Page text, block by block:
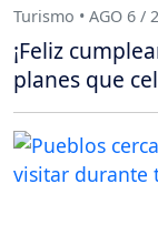
Turismo • AGO 6 /
¡Feliz
planes que